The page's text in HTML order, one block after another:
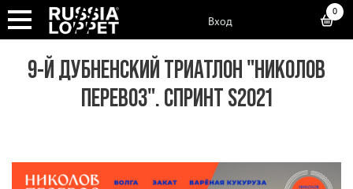
Вход
0
9-Й ДУБНЕНСКИЙ ТРИАТЛОН "НИКОЛОВ
ПЕРЕВОЗ". СПРИНТ S2021